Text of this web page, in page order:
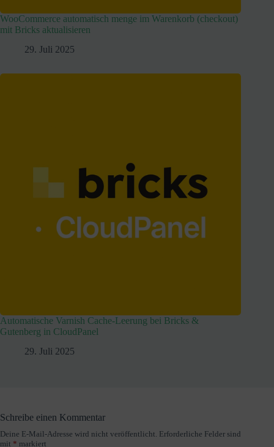
WooCommerce automatisch menge im Warenkorb (checkout)
mit Bricks aktualisieren
29. Juli 2025
Automatische Varnish Cache-Leerung bei Bricks &
Gutenberg in CloudPanel
29. Juli 2025
Schreibe einen Kommentar
Deine E-Mail-Adresse wird nicht veröffentlicht. Erforderliche Felder sind
mit * markiert
A